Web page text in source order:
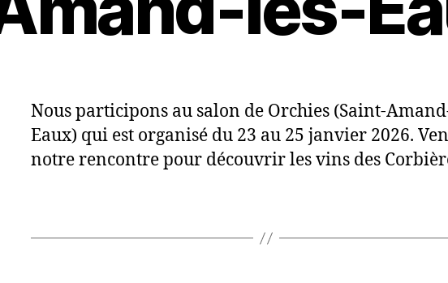
Nous participons au salon de Orchies (Saint-
Eaux) qui est organisé du 23 au 25 janvier 2026.
notre rencontre pour découvrir les vins des